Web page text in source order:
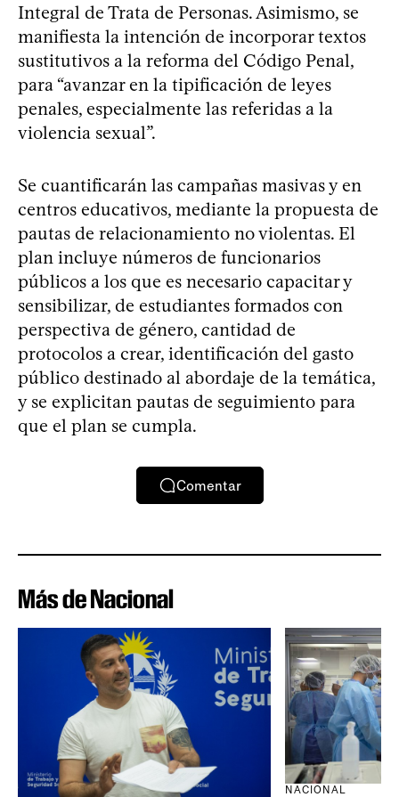
Integral de Trata de Personas. Asimismo, se
manifiesta la intención de incorporar textos
sustitutivos a la reforma del Código Penal,
para “avanzar en la tipificación de leyes
penales, especialmente las referidas a la
violencia sexual”.
Se cuantificarán las campañas masivas y en
centros educativos, mediante la propuesta de
pautas de relacionamiento no violentas. El
plan incluye números de funcionarios
públicos a los que es necesario capacitar y
sensibilizar, de estudiantes formados con
perspectiva de género, cantidad de
protocolos a crear, identificación del gasto
público destinado al abordaje de la temática,
y se explicitan pautas de seguimiento para
que el plan se cumpla.
Comentar
Más de Nacional
NACIONAL